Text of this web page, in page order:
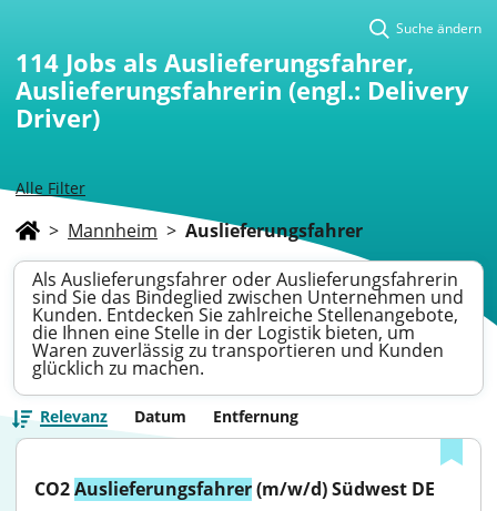
Alle Filter
Suche ändern
114 Jobs als Auslieferungsfahrer,
Auslieferungsfahrerin (engl.: Delivery
Driver)
> Mannheim > Auslieferungsfahrer
Als Auslieferungsfahrer oder Auslieferungsfahrerin
sind Sie das Bindeglied zwischen Unternehmen und
Kunden. Entdecken Sie zahlreiche Stellenangebote,
die Ihnen eine Stelle in der Logistik bieten, um
Waren zuverlässig zu transportieren und Kunden
glücklich zu machen.
Relevanz Datum Entfernung
CO2 Auslieferungsfahrer (m/w/d) Südwest DE